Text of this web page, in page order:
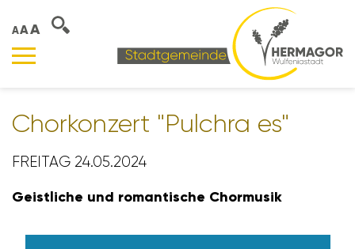
AAA
Chor­kon­zert "Pulchra es"
FREITAG 24.05.2024
Geist­liche und roman­ti­sche Chor­musik